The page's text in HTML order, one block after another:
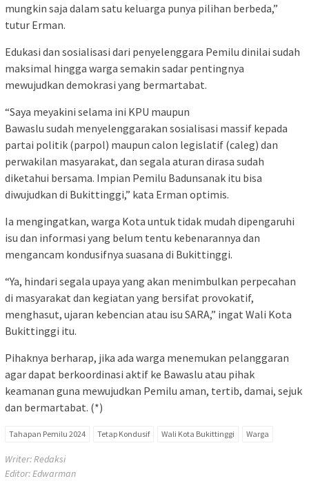
mungkin saja dalam satu keluarga punya pilihan berbeda,”
tutur Erman.
Edukasi dan sosialisasi dari penyelenggara Pemilu dinilai sudah
maksimal hingga warga semakin sadar pentingnya
mewujudkan demokrasi yang bermartabat.
“Saya meyakini selama ini KPU maupun
Bawaslu sudah menyelenggarakan sosialisasi massif kepada
partai politik (parpol) maupun calon legislatif (caleg) dan
perwakilan masyarakat, dan segala aturan dirasa sudah
diketahui bersama. Impian Pemilu Badunsanak itu bisa
diwujudkan di Bukittinggi,” kata Erman optimis.
Ia mengingatkan, warga Kota untuk tidak mudah dipengaruhi
isu dan informasi yang belum tentu kebenarannya dan
mengancam kondusifnya suasana di Bukittinggi.
“Ya, hindari segala upaya yang akan menimbulkan perpecahan
di masyarakat dan kegiatan yang bersifat provokatif,
menghasut, ujaran kebencian atau isu SARA,” ingat Wali Kota
Bukittinggi itu.
Pihaknya berharap, jika ada warga menemukan pelanggaran
agar dapat berkoordinasi aktif ke Bawaslu atau pihak
keamanan guna mewujudkan Pemilu aman, tertib, damai, sejuk
dan bermartabat. (*)
Tahapan Pemilu 2024 Tetap Kondusif Wali Kota Bukittinggi Warga
Writer: Redaksi
Editor: Edwarman